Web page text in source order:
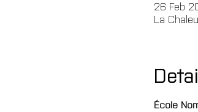
26 Feb
La
École